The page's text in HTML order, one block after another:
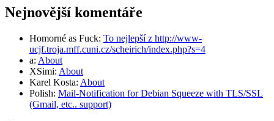
Nejnovější komentáře
Homorné as Fuck: To nejlepší z http://www-
ucjf.troja.mff.cuni.cz/scheirich/index.php?s=4
a: About
XSimi: About
Karel Kosta: About
Polish: Mail-Notification for Debian Squeeze with TLS/SSL
(Gmail, etc.. support)